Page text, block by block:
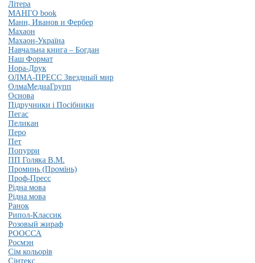
Літера
МАНГО book
Манн, Иванов и Фербер
Махаон
Махаон-Україна
Навчальна книга – Богдан
Наш Формат
Нора-Друк
ОЛМА-ПРЕСС Звездный мир
ОлмаМедиаГрупп
Основа
Підручники і Посібники
Пегас
Пеликан
Перо
Пет
Попурри
ПП Голяка В.М.
Проминь (Промінь)
Проф-Пресс
Рiдна мова
Рідна мова
Ранок
Рипол-Классик
Розовый жираф
РООССА
Росмэн
Сім кольорів
Сінтекс